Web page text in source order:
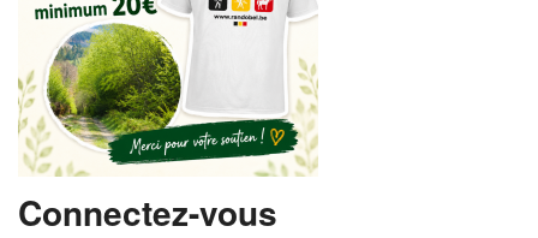
MOT DE PASSE OUBLIÉ
Connectez-vous